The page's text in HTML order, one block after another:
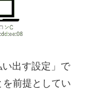
出す設定」で
前提としてい